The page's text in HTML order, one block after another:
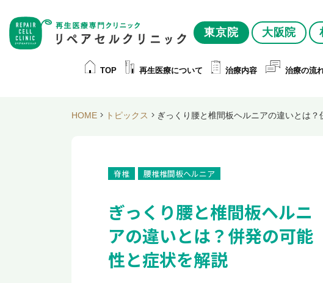
東京院 大阪院
TOP 再生医療について 治療内容 治療の流
HOME トピックス ぎっくり腰と椎間板ヘルニアの違いとは？
脊椎 腰椎椎間板ヘルニア
ぎっくり腰と椎間板ヘルニ
アの違いとは？併発の可能
性と症状を解説